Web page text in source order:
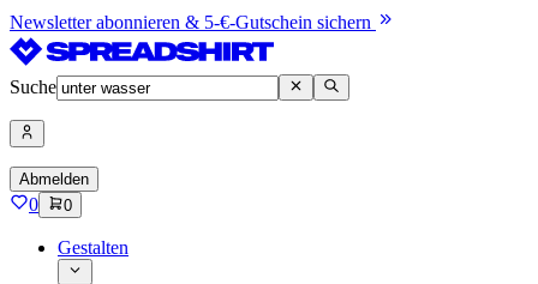
Newsletter abonnieren & 5-€-Gutschein sichern
Suche
Abmelden
0 0
Gestalten